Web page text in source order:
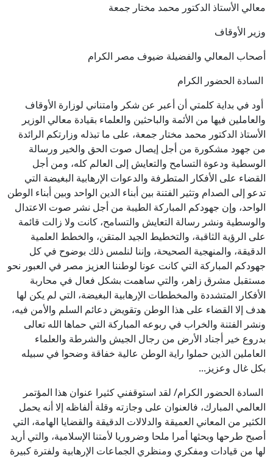
معالي الأستاذ الدكتور محمد مختار جمعة
وزير الأوقاف
أصحاب المعالي والفضيلة ضيوف مصر الكرام
السادة الحضور الكرام
أود في بداية كلمتي أن أعبر عن شكر وامتناني لوزارة الأوقاف
والعاملين فيها من الأئمة والباحثين والعلماء بقيادة معالي الوزير
الأستاذ الدكتور محمد مختار جمعة، على ما تبذله وزارتكم الرائدة
من جهود مشكورة من أجل إيصال صوت الحق والخير ورسالة
الوسطية ودعوة التسامح والتعايش إلى العالم كله، ومن أجل
القضاء على الأفكار المتطرفة والدعوات الإرهابية البغيضة التي
تدعو إلى الصدام وتثير الفتنة بين أبناء الدين الواحد وبين أبناء الوطن
الواحد، وإن جهودكم المباركة الطيبة من أجل نشر صوت الاعتدال
والوسطية ونشر رسالة التعايش والتسامح، كانت ولا زالت قائمة
على الرؤية الثاقبة، والتخطيط الجيد المتقن، والخطط العلمية
الدقيقة، والمنهجية الصحيحة، وإننا لنلمس ذلك بوضوح في كل
جهودكم المباركة التي كانت عونا لوطننا العزيز مصر في العبور نحو
مستقبل مشرق زاهر، والتي ساهمت بشكل فعال في محاربة
الأفكار المتشددة والمخططات الإرهابية البغيضة، التي لم يكن لها
هدف إلا القضاء على هذا الوطن وتقويض دعائم السلم والأمن فيه،
ونشر الفتنة والخراب في ربوعه المباركة التي حماها الله تعالى
بدروع خير أجناد الأرض من رجال الجيش والشرطة والعلماء
العاملين الذين حملوا راية الوطن عالية خفاقة وضحوا في سبيله
بكل غال وعزيز...
السادة الحضور الكرام/ لقد استوقفني كثيرا عنوان هذا المؤتمر
العالمي المبارك، فالعنوان على وجازته وقلة ألفاظه إلا أنه يحمل
الكثير من المعاني العميقة والدلالات الدقيقة والقضايا الهامة، التي
أصبح طرحها وبحثها أمرا ملحا وضروريا لأمتنا الإسلامية، والتي أريد
لها من قيادات ومفكري ومنظري الجماعات الإرهابية ولفترة كبيرة